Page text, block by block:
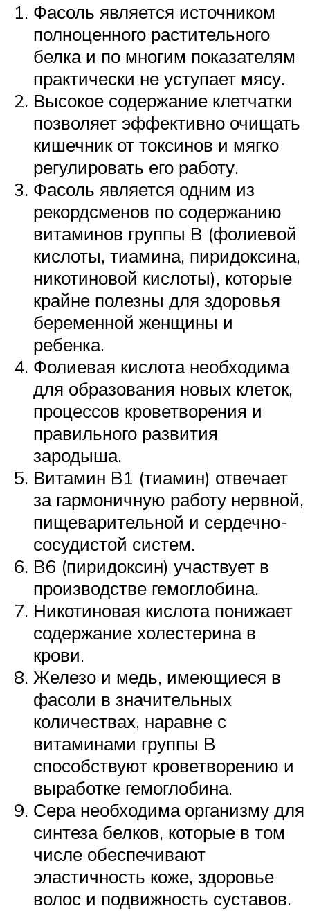
Фасоль является источником
полноценного растительного
белка и по многим показателям
практически не уступает мясу.
Высокое содержание клетчатки
позволяет эффективно очищать
кишечник от токсинов и мягко
регулировать его работу.
Фасоль является одним из
рекордсменов по содержанию
витаминов группы B (фолиевой
кислоты, тиамина, пиридоксина,
никотиновой кислоты), которые
крайне полезны для здоровья
беременной женщины и
ребенка.
Фолиевая кислота необходима
для образования новых клеток,
процессов кроветворения и
правильного развития
зародыша.
Витамин B1 (тиамин) отвечает
за гармоничную работу нервной,
пищеварительной и сердечно-
сосудистой систем.
B6 (пиридоксин) участвует в
производстве гемоглобина.
Никотиновая кислота понижает
содержание холестерина в
крови.
Железо и медь, имеющиеся в
фасоли в значительных
количествах, наравне с
витаминами группы B
способствуют кроветворению и
выработке гемоглобина.
Сера необходима организму для
синтеза белков, которые в том
числе обеспечивают
эластичность коже, здоровье
волос и подвижность суставов.